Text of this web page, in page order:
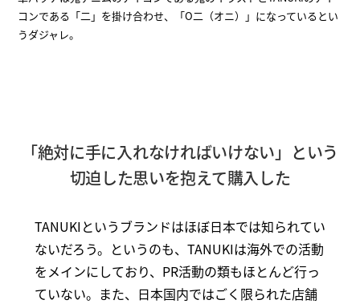
コンである「二」を掛け合わせ、「O二（オニ）」になっているとい
うダジャレ。
「絶対に手に入れなければいけない」という
切迫した思いを抱えて購入した
TANUKIというブランドはほぼ日本では知られてい
ないだろう。というのも、TANUKIは海外での活動
をメインにしており、PR活動の類もほとんど行っ
ていない。また、日本国内ではごく限られた店舗